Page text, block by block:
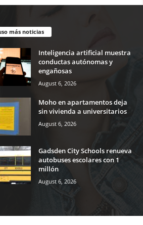
más noticias
Inteligencia artificial muestra
conductas autónomas y
engañosas
August 6, 2026
Moho en apartamentos deja
sin vivienda a universitarios
August 6, 2026
Gadsden City Schools renueva
autobuses escolares con 1
millón
August 6, 2026